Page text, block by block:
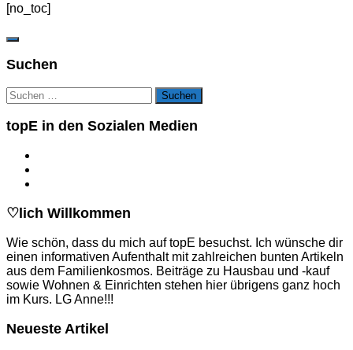
[no_toc]
Suchen
Suchen
nach:
topE in den Sozialen Medien
♡lich Willkommen
Wie schön, dass du mich auf topE besuchst. Ich wünsche dir
einen informativen Aufenthalt mit zahlreichen bunten Artikeln
aus dem Familienkosmos. Beiträge zu Hausbau und -kauf
sowie Wohnen & Einrichten stehen hier übrigens ganz hoch
im Kurs. LG Anne!!!
Neueste Artikel